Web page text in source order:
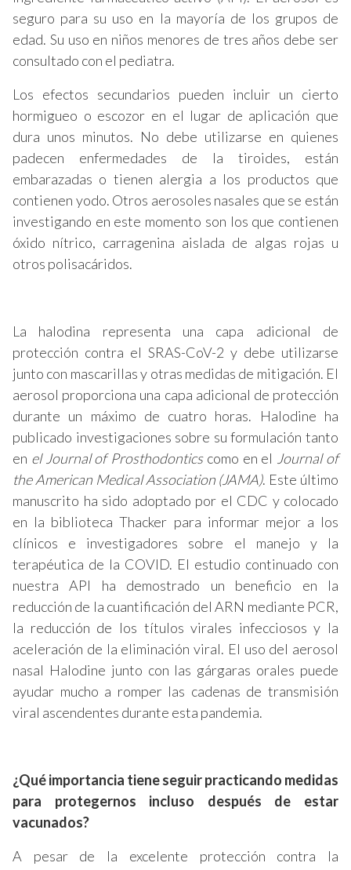
seguro para su uso en la mayoría de los grupos de
edad. Su uso en niños menores de tres años debe ser
consultado con el pediatra.
Los efectos secundarios pueden incluir un cierto
hormigueo o escozor en el lugar de aplicación que
dura unos minutos. No debe utilizarse en quienes
padecen enfermedades de la tiroides, están
embarazadas o tienen alergia a los productos que
contienen yodo. Otros aerosoles nasales que se están
investigando en este momento son los que contienen
óxido nítrico, carragenina aislada de algas rojas u
otros polisacáridos.
La halodina representa una capa adicional de
protección contra el SRAS-CoV-2 y debe utilizarse
junto con mascarillas y otras medidas de mitigación. El
aerosol proporciona una capa adicional de protección
durante un máximo de cuatro horas. Halodine ha
publicado investigaciones sobre su formulación tanto
en el Journal of Prosthodonticscomo en el Journal of
the American Medical Association (JAMA). Este último
manuscrito ha sido adoptado por el CDC y colocado
en la biblioteca Thacker para informar mejor a los
clínicos e investigadores sobre el manejo y la
terapéutica de la COVID. El estudio continuado con
nuestra API ha demostrado un beneficio en la
reducción de la cuantificación del ARN mediante PCR,
la reducción de los títulos virales infecciosos y la
aceleración de la eliminación viral. El uso del aerosol
nasal Halodine junto con las gárgaras orales puede
ayudar mucho a romper las cadenas de transmisión
viral ascendentes durante esta pandemia.
¿Qué importancia tiene seguir practicando medidas
para protegernos incluso después de estar
vacunados?
A pesar de la excelente protección contra la